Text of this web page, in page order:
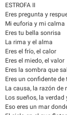
ESTROFA II
Eres pregunta y
Mi euforia y mi calma
Eres tu bella sonrisa
La rima y el alma
Eres el frío, el calor
Eres el miedo, el valor
Eres la sombra que
Eres un confidente
La causa, la razón de
Los sueños, la
Eso eres un mar